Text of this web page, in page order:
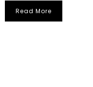
Read More